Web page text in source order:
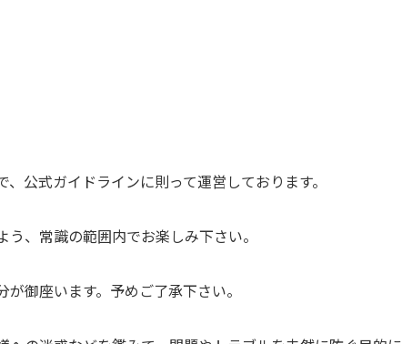
公式ガイドラインに則って運営しております。
、常識の範囲内でお楽しみ下さい。
御座います。予めご了承下さい。